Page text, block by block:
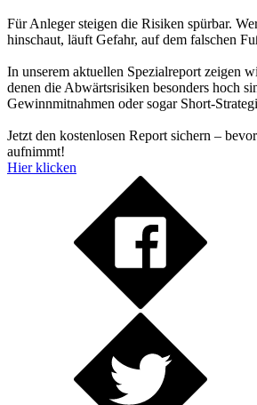
Für Anleger steigen die Risiken spürbar.
hinschaut, läuft Gefahr, auf dem falschen
In unserem aktuellen Spezialreport zeigen
denen die Abwärtsrisiken besonders hoch
Gewinnmitnahmen oder sogar Short-
Jetzt den kostenlosen Report sichern –
aufnimmt!
Hier klicken